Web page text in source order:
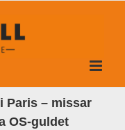
Paris – missar
OS-guldet